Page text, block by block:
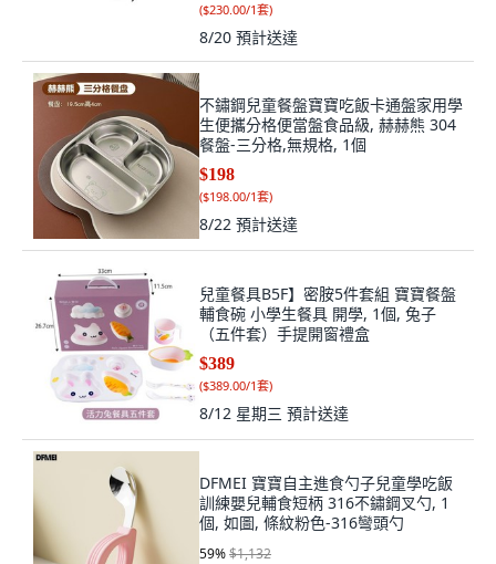
($230.00/1套)
8/20 預計送達
不鏽鋼兒童餐盤寶寶吃飯卡通盤家用學
生便攜分格便當盤食品級, 赫赫熊 304
餐盤-三分格,無規格, 1個
$198
($198.00/1套)
8/22 預計送達
兒童餐具B5F】密胺5件套組 寶寶餐盤
輔食碗 小學生餐具 開學, 1個, 兔子
（五件套）手提開窗禮盒
$389
($389.00/1套)
8/12 星期三 預計送達
DFMEI 寶寶自主進食勺子兒童學吃飯
訓練嬰兒輔食短柄 316不鏽鋼叉勺, 1
個, 如圖, 條紋粉色-316彎頭勺
59%$1,132